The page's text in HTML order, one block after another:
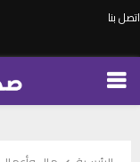
اتصل بنا
PRIMARY